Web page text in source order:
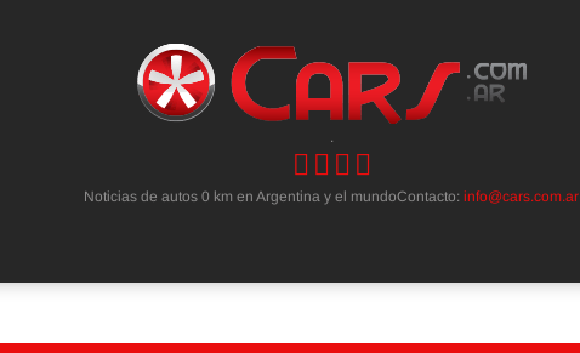
.
Noticias de autos 0 km en Argentina y el mundoContacto: info@cars.com.ar